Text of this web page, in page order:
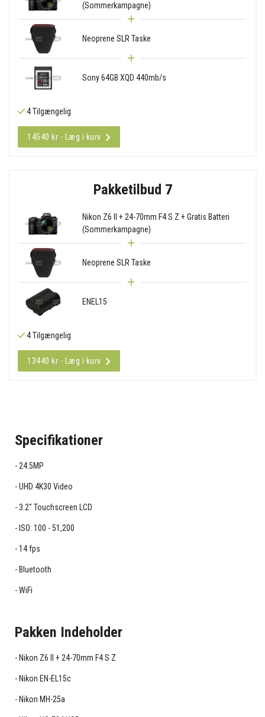
(Sommerkampagne)
Neoprene SLR Taske
Sony 64GB XQD 440mb/s
4 Tilgængelig
14540 kr - Læg i kurv
Pakketilbud 7
Nikon Z6 II + 24-70mm F4 S Z + Gratis Batteri
(Sommerkampagne)
Neoprene SLR Taske
ENEL15
4 Tilgængelig
13440 kr - Læg i kurv
Specifikationer
24.5MP
UHD 4K30 Video
3.2" Touchscreen LCD
ISO: 100 - 51,200
14 fps
Bluetooth
WiFi
Pakken Indeholder
Nikon Z6 II + 24-70mm F4 S Z
Nikon EN-EL15c
Nikon MH-25a